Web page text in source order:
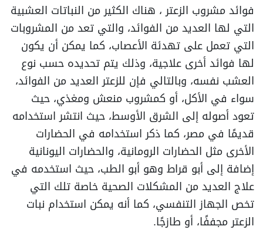
فوائد مشروب الزعتر ، هناك الكثير من النباتات العشبية
التي لها العديد من الفوائد، والتي تعد من المشروبات
التي تعمل على تهدئة الأعصاب، كما يمكن أن يكون
لها فوائد أخرى علاجية، وذلك يتم تحديده حسب نوع
العشب نفسه، وبالتالي فإن للزعتر العديد من الفوائد،
سواء في الأكل، أو كمشروب منعش ومغذي، حيث
تعود أصوله إلى الشرق الأوسط، حيث انتشر استخدامه
قديمًا في مصر، كما ذكر استخدامه في الحضارات
الأخرى مثل الحضارات الرومانية، والحضارات اليونانية
إضافة إلى أبو قراط وهو أبو الطب، حيث استخدمه في
علاج العديد من المشكلات الصحية خاصة تلك التي
تخص الجهاز التنفسي، كما أنه يمكن استخدام نبات
الزعتر مجففًا، أو طازجًا.